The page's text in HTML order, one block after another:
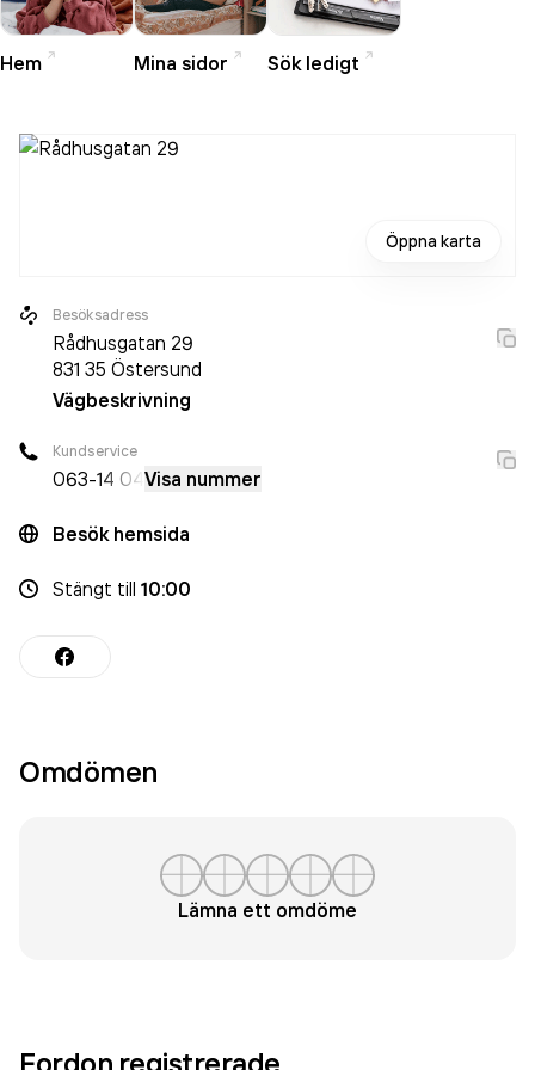
akademi för att kunna möta framtidens krav på boende.
Hem Mina sidor Sök ledigt
Öppna karta
Besöksadress
Rådhusgatan 29
831 35 Östersund
Vägbeskrivning
Kundservice
063-14 04 Visa nummer
Besök hemsida
Stängt till 10:00
Omdömen
Lämna ett omdöme
Fordon registrerade